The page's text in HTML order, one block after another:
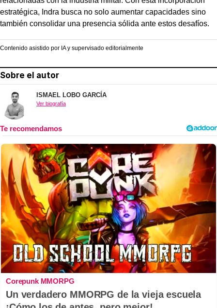
estratégica, Indra busca no solo aumentar capacidades sino
también consolidar una presencia sólida ante estos desafíos.
Contenido asistido por IA y supervisado editorialmente
Sobre el autor
ISMAEL LOBO GARCÍA
Ver biografía
Corepunk MMORPG
Un verdadero MMORPG de la vieja escuela